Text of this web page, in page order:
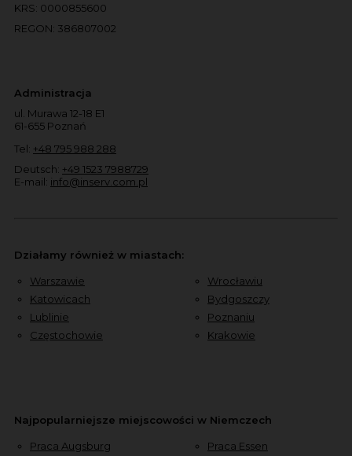
KRS: 0000855600
REGON: 386807002
Administracja
ul. Murawa 12-18 E1
61-655 Poznań
Tel: +48 795 988 288
Deutsch: +49 1523 7988729
E-mail: info@inserv.com.pl
Działamy również w miastach:
Warszawie
Katowicach
Lublinie
Częstochowie
Wrocławiu
Bydgoszczy
Poznaniu
Krakowie
Najpopularniejsze miejscowości w Niemczech
Praca Augsburg Praca Essen